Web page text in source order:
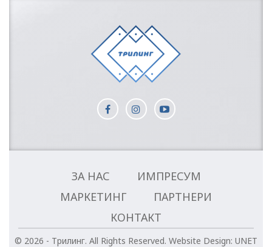
ЗА НАС
ИМПРЕСУМ
МАРКЕТИНГ
ПАРТНЕРИ
КОНТАКТ
© 2026 - Трилинг. All Rights Reserved. Website Design: UNET